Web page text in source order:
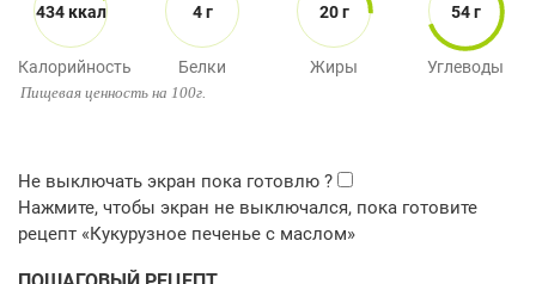
434 ккал
Калорийность
4 г
Белки
20 г
Жиры
54 г
Углеводы
Пищевая ценность на 100г.